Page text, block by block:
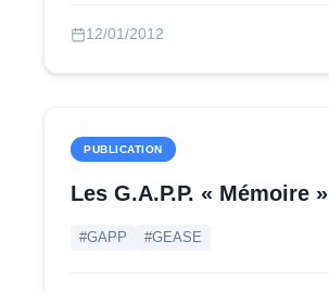
12/01/2012
PUBLICATION
Les G.A.P.P. « Mémoire »
#GAPP #GEASE